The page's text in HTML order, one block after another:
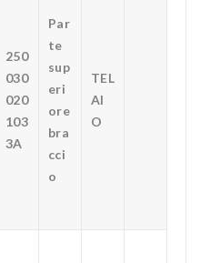
250
030
020
103
3A
Par
te
sup
eri
ore
bra
cci
o
TEL
AI
O